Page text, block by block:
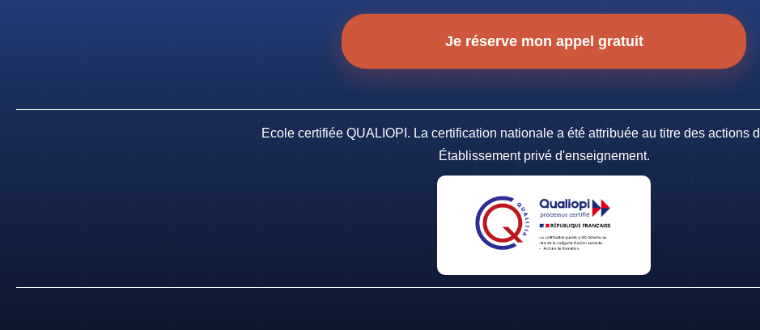
Je réserve mon appel gratuit
Ecole certifiée QUALIOPI. La certification nationale a été attribuée au titre des actions
Établissement privé d'enseignement.